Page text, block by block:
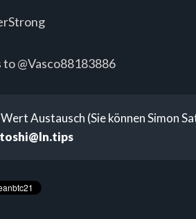
@Vasco88183886
Austausch (Sie können Simon